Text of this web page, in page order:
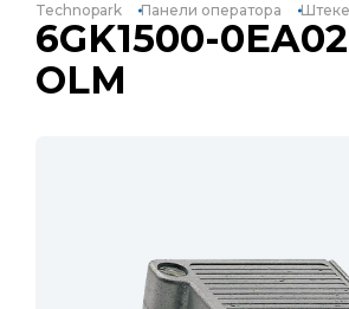
Technopark Панели оператора
6GK1500-
OLM